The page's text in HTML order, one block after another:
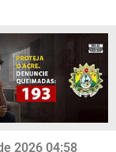
2026 04:58